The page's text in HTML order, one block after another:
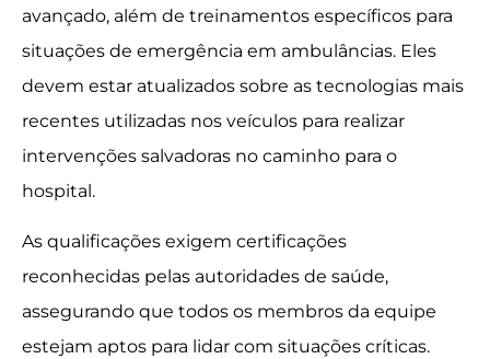
avançado, além de treinamentos específicos para
situações de emergência em ambulâncias. Eles
devem estar atualizados sobre as tecnologias mais
recentes utilizadas nos veículos para realizar
intervenções salvadoras no caminho para o
hospital.
As qualificações exigem certificações
reconhecidas pelas autoridades de saúde,
assegurando que todos os membros da equipe
estejam aptos para lidar com situações críticas.